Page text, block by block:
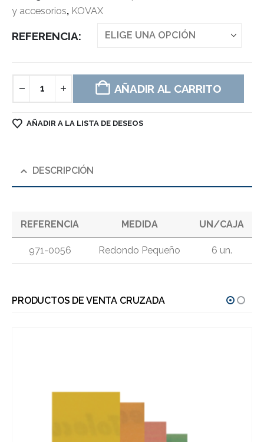
y accesorios, KOVAX
REFERENCIA
AÑADIR AL CARRITO
AÑADIR A LA LISTA DE DESEOS
DESCRIPCIÓN
REFERENCIA MEDIDA UN/CAJA
971-0056 Redondo Pequeño 6 un.
PRODUCTOS DE VENTA CRUZADA